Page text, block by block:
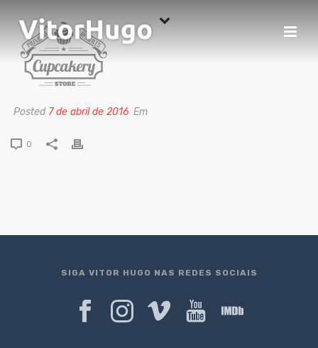
Posted 7 de abril de 2016 Em
0
SIGA VITOR HUGO NAS REDES SOCIAIS